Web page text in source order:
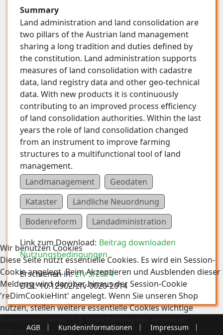
Summary
Land administration and land consolidation are
two pillars of the Austrian land management
sharing a long tradition and duties defined by
the constitution. Land administration supports
measures of land consolidation with cadastre
data, land registry data and other geo-technical
data. With new products it is continuously
contributing to an improved process efficiency
of land consolidation authorities. Within the last
years the role of land consolidation changed
from an instrument to improve farming
structures to a multifunctional tool of land
management.
Landmanagement
Geodaten
Kataster
Ländliche Neuordnung
Bodenreform
Landadministration
Link zum Download: Beitrag downloaden
Nutzungsbedingungen
Erschienen in: zfv 3/2014
DOI: 10.12902/zfv-0020-2014
AGB Kundeninformationen
Impressum
Wir benutzen Cookies
Diese Seite nutzt essentielle Cookies. Es wird ein Session-
Cookie angelegt. Beim Akzeptieren und Ausblenden dieser
Meldung wird darüber hinaus der Session-Cookie
'reDimCookieHint' angelegt. Wenn Sie unseren Shop
nutzen, stellen weitere essentielle Cookies wichtige
Warenkorb).